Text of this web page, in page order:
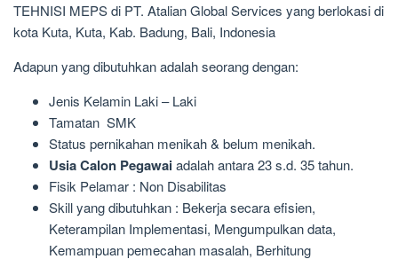
TEHNISI MEPS di PT. Atalian Global Services yang berlokasi di
kota Kuta, Kuta, Kab. Badung, Bali, Indonesia
Adapun yang dibutuhkan adalah seorang dengan:
Jenis Kelamin Laki – Laki
Tamatan SMK
Status pernikahan menikah & belum menikah.
Usia Calon Pegawaiadalah antara 23 s.d. 35 tahun.
Fisik Pelamar : Non Disabilitas
Skill yang dibutuhkan : Bekerja secara efisien,
Keterampilan Implementasi, Mengumpulkan data,
Kemampuan pemecahan masalah, Berhitung